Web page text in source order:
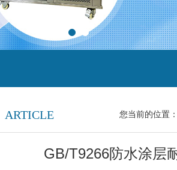
ARTICLE 您当前的位置：
GB/T9266防水涂层